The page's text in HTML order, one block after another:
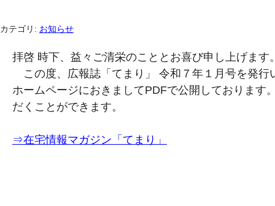
カテゴリ: お知らせ
拝啓 時下、益々ご清栄のこととお喜び申し上げます
この度、広報誌「てまり」 令和７年１月号を発行
ホームページにおきましてPDFで公開しております
だくことができます。
⇒在宅情報マガジン「てまり」